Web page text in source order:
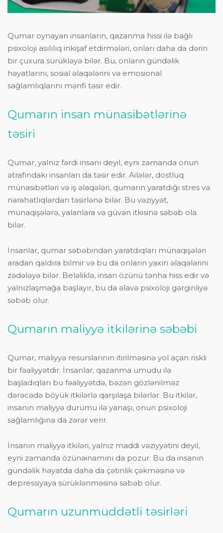
Qumar oynayan insanların, qazanma hissi ilə bağlı
psixoloji asılılıq inkişaf etdirmələri, onları daha da dərin
bir çuxura sürükləyə bilər. Bu, onların gündəlik
həyatlarını, sosial əlaqələrini və emosional
sağlamlıqlarını mənfi təsir edir.
Qumarın insan münasibətlərinə
təsiri
Qumar, yalnız fərdi insanı deyil, eyni zamanda onun
ətrafındakı insanları da təsir edir. Ailələr, dostluq
münasibətləri və iş əlaqələri, qumarın yaratdığı stres və
narahatlıqlardan təsirlənə bilər. Bu vəziyyət,
münaqişələrə, yalanlara və güvən itkisinə səbəb ola
bilər.
İnsanlar, qumar səbəbindən yaratdıqları münaqişələri
aradan qaldıra bilmir və bu da onların yaxın əlaqələrini
zədələyə bilər. Beləliklə, insan özünü tənha hiss edir və
yalnızlaşmağa başlayır, bu da əlavə psixoloji gərginliyə
səbəb olur.
Qumarın maliyyə itkilərinə səbəbi
Qumar, maliyyə resurslarının itirilməsinə yol açan riskli
bir fəaliyyətdir. İnsanlar, qazanma umudu ilə
başladıqları bu fəaliyyətdə, bəzən gözlənilməz
dərəcədə böyük itkilərlə qarşılaşa bilərlər. Bu itkilər,
insanın maliyyə durumu ilə yanaşı, onun psixoloji
sağlamlığına da zərər verir.
İnsanın maliyyə itkiləri, yalnız maddi vəziyyətini deyil,
eyni zamanda özünəinamını da pozur. Bu da insanın
gündəlik həyatda daha da çətinlik çəkməsinə və
depressiyaya sürüklənməsinə səbəb olur.
Qumarın uzunmüddətli təsirləri